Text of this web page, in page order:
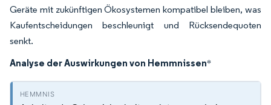
Geräte mit zukünftigen Ökosystemen kompatibel bleiben, was
Kaufentscheidungen beschleunigt und Rücksendequoten
senkt.
Analyse der Auswirkungen von Hemmnissen*